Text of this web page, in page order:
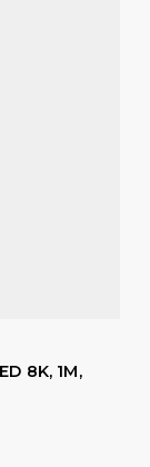
8K, 1M,